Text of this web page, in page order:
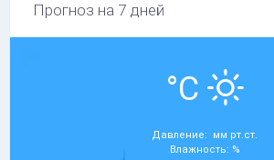
Прогноз на 7 дней
°C
Давление: мм рт.ст.
Влажность: %